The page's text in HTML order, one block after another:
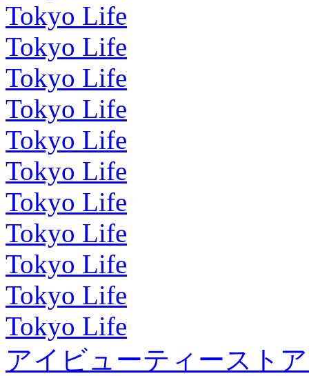
Tokyo Life
Tokyo Life
Tokyo Life
Tokyo Life
Tokyo Life
Tokyo Life
Tokyo Life
Tokyo Life
Tokyo Life
Tokyo Life
Tokyo Life
アイビューティースト